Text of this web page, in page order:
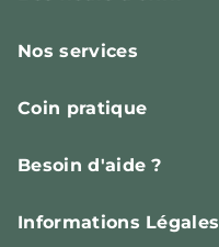
Nos services
Coin pratique
Besoin d'aide ?
Informations Légales